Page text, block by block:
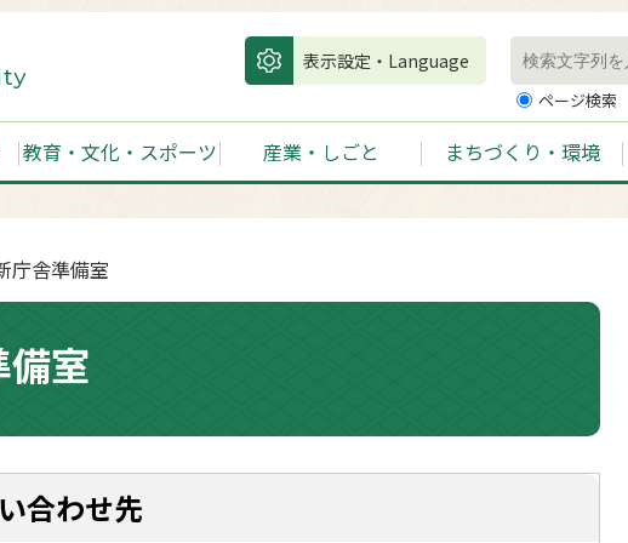
表示設定・Language
ページ検索
教育・文化・スポーツ 産業・しごと まちづくり・環境
庁舎準備室
室
合わせ先